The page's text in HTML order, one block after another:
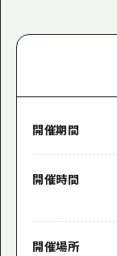
開催期間
開催時間
開催場所